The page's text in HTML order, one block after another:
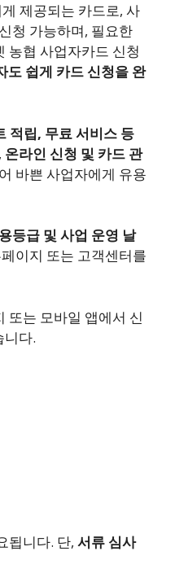
제공되는 카드로, 사
청 가능하며, 필요한
농협 사업자카드 신청
도 쉽게 카드 신청을 완
적립, 무료 서비스 등
온라인 신청 및 카드 관
바쁜 사업자에게 유용
등급 및 사업 운영 날
이지 또는 고객센터를
또는 모바일 앱에서 신
니다.
됩니다. 단, 서류 심사